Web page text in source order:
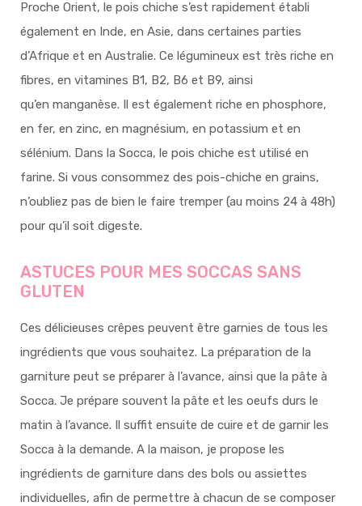
Proche Orient, le pois chiche s’est rapidement établi
également en Inde, en Asie, dans certaines parties
d’Afrique et en Australie. Ce légumineux est très riche en
fibres, en vitamines B1, B2, B6 et B9, ainsi
qu’en manganèse. Il est également riche en phosphore,
en fer, en zinc, en magnésium, en potassium et en
sélénium. Dans la Socca, le pois chiche est utilisé en
farine. Si vous consommez des pois-chiche en grains,
n’oubliez pas de bien le faire tremper (au moins 24 à 48h)
pour qu’il soit digeste.
ASTUCES POUR MES SOCCAS SANS
GLUTEN
Ces délicieuses crêpes peuvent être garnies de tous les
ingrédients que vous souhaitez. La préparation de la
garniture peut se préparer à l’avance, ainsi que la pâte à
Socca. Je prépare souvent la pâte et les oeufs durs le
matin à l’avance. Il suffit ensuite de cuire et de garnir les
Socca à la demande. A la maison, je propose les
ingrédients de garniture dans des bols ou assiettes
individuelles, afin de permettre à chacun de se composer